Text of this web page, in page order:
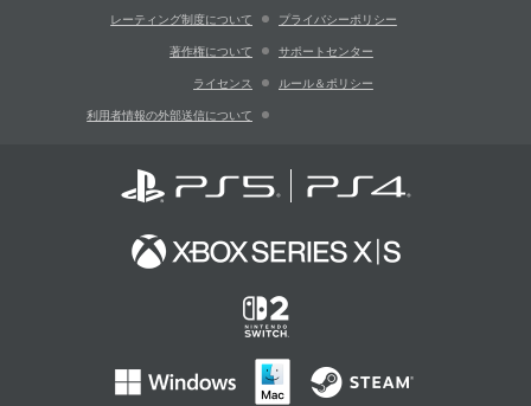
レーティング制度について プライバシーポリシー
著作権について サポートセンター
ライセンス ルール＆ポリシー
利用者情報の外部送信について